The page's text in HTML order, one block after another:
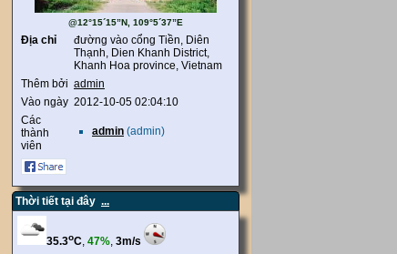
@12°15´15”N, 109°5´37”E
Địa chỉ
đường vào cổng Tiền, Diên
Thạnh, Dien Khanh District,
Khanh Hoa province, Vietnam
Thêm bởi admin
Vào ngày 2012-10-05 02:04:10
Các
thành
viên
admin (admin)
Thời tiết tại đây ...